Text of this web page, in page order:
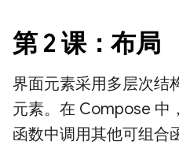
第 2 课：布局
界面元素采用多层次结
元素。在 Compose 中
函数中调用其他可组合